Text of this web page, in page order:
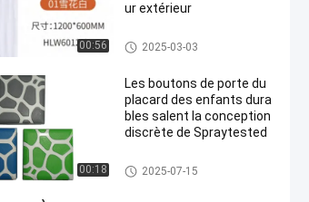
00:56
ur extérieur
Bouton de porte d'enfants
2025-03-03
00:18
Les boutons de porte du
placard des enfants dura
bles salent la conception
discrète de Spraytested
Bouton de porte d'enfants
2025-07-15